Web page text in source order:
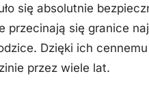
się absolutnie
przecinają się granice
Dzięki ich
przez wiele lat.